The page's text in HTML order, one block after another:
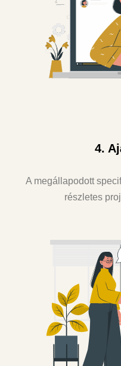
4.
A megállapodott
részletes